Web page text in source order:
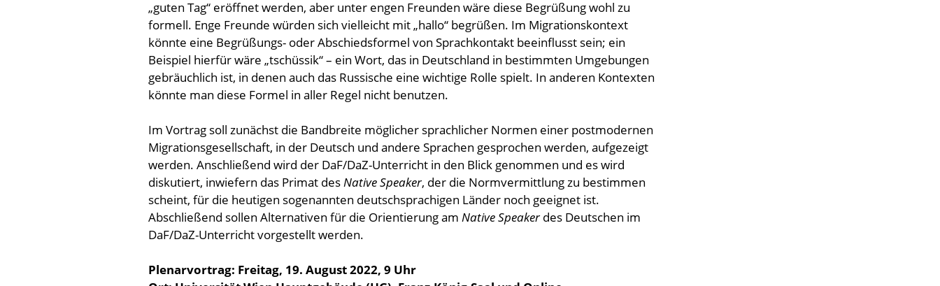
„guten Tag“ eröffnet werden, aber unter engen Freunden wäre diese Begrüßung wohl zu
formell. Enge Freunde würden sich vielleicht mit „hallo“ begrüßen. Im Migrationskontext
könnte eine Begrüßungs- oder Abschiedsformel von Sprachkontakt beeinflusst sein; ein
Beispiel hierfür wäre „tschüssik“ – ein Wort, das in Deutschland in bestimmten Umgebungen
gebräuchlich ist, in denen auch das Russische eine wichtige Rolle spielt. In anderen Kontexten
könnte man diese Formel in aller Regel nicht benutzen.
Im Vortrag soll zunächst die Bandbreite möglicher sprachlicher Normen einer postmodernen
Migrationsgesellschaft, in der Deutsch und andere Sprachen gesprochen werden, aufgezeigt
werden. Anschließend wird der DaF/DaZ-Unterricht in den Blick genommen und es wird
diskutiert, inwiefern das Primat desNative Speaker, der die Normvermittlung zu bestimmen
scheint, für die heutigen sogenannten deutschsprachigen Länder noch geeignet ist.
Abschließend sollen Alternativen für die Orientierung am Native Speakerdes Deutschen im
DaF/DaZ-Unterricht vorgestellt werden.
Plenarvortrag: Freitag, 19. August 2022, 9 Uhr